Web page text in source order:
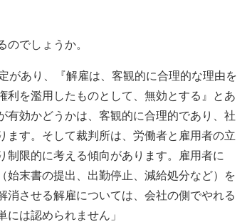
でしょうか。
があり、『解雇は、客観的に合理的な理由を
利を濫用したものとして、無効とする』とあ
有効かどうかは、客観的に合理的であり、社
ます。そして裁判所は、労働者と雇用者の立
限的に考える傾向があります。雇用者に
始末書の提出、出勤停止、減給処分など）を
させる解雇については、会社の側でやれる
は認められません」